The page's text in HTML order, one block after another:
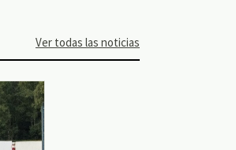
Ver todas las noticias